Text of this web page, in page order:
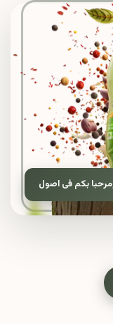
مرحبا بكم فى اصول